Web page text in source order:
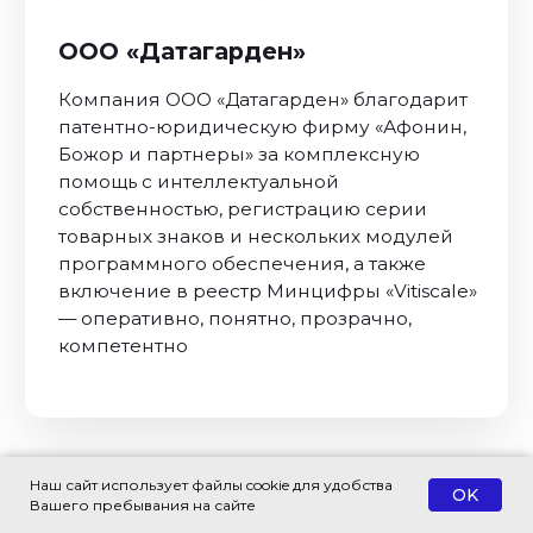
Наш сайт использует файлы cookie для удобства
Вашего пребывания на сайте
OK